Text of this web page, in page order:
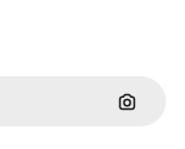
इमेज से